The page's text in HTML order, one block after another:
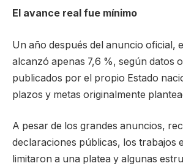
El avance real fue mínimo
Un año después del anuncio oficial,
alcanzó apenas 7,6 %, según datos
publicados por el propio Estado
plazos y metas originalmente
A pesar de los grandes anuncios,
declaraciones públicas, los trabajos
limitaron a una platea y algunas